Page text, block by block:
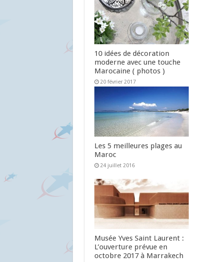
10 idées de décoration
moderne avec une touche
Marocaine ( photos )
20 février 2017
Les 5 meilleures plages au
Maroc
24 juillet 2016
Musée Yves Saint Laurent :
L’ouverture prévue en
octobre 2017 à Marrakech